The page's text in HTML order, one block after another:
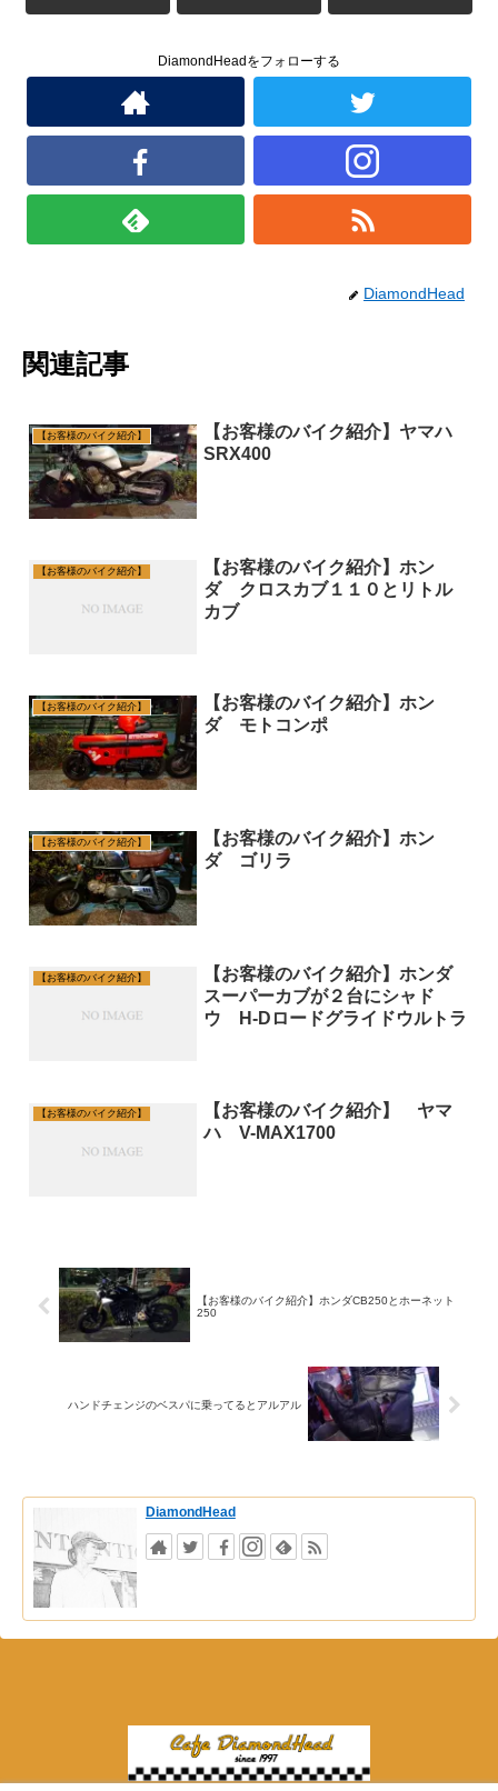
DiamondHeadをフォローする
DiamondHead
関連記事
【お客様のバイク紹介】
【お客様のバイク紹介】ヤマハ
SRX400
【お客様のバイク紹介】
【お客様のバイク紹介】ホン
ダ クロスカブ１１０とリトル
カブ
【お客様のバイク紹介】
【お客様のバイク紹介】ホン
ダ モトコンポ
【お客様のバイク紹介】
【お客様のバイク紹介】ホン
ダ ゴリラ
【お客様のバイク紹介】
【お客様のバイク紹介】ホンダ
スーパーカブが２台にシャド
ウ H-Dロードグライドウルトラ
【お客様のバイク紹介】
【お客様のバイク紹介】 ヤマ
ハ V-MAX1700
【お客様のバイク紹介】ホンダCB250とホーネット
250
ハンドチェンジのベスパに乗ってるとアルアル
DiamondHead